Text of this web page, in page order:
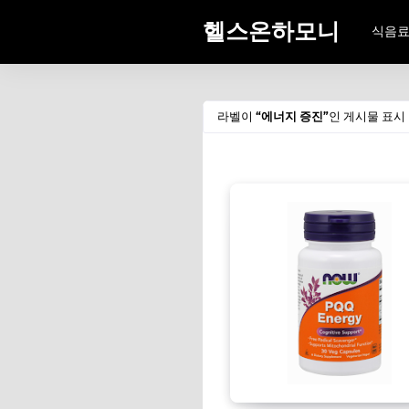
헬스온하모니 식음료
라벨이 에너지 증진 인 게시물 표시